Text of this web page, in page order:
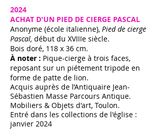
2024
ACHAT D'UN PIED DE CIERGE PASCAL
Anonyme (école italienne), Pied de cierge
Pascal, début du XVIIIe siècle.
Bois doré, 118 x 36 cm.
À noter : Pique-cierge à trois faces,
reposant sur un piétement tripode en
forme de patte de lion.
Acquis auprès de l’Antiquaire Jean-
Sébastien Masse Parcours Antique.
Mobiliers & Objets d'art, Toulon.
Entré dans les collections de l'église :
janvier 2024​